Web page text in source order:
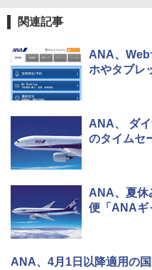
関連記事
ANA、Web
ホやタブレ
ANA、 ダイ
のタイムセ
ANA、夏休
便「ANAギ
ANA、4月1日以降適用の